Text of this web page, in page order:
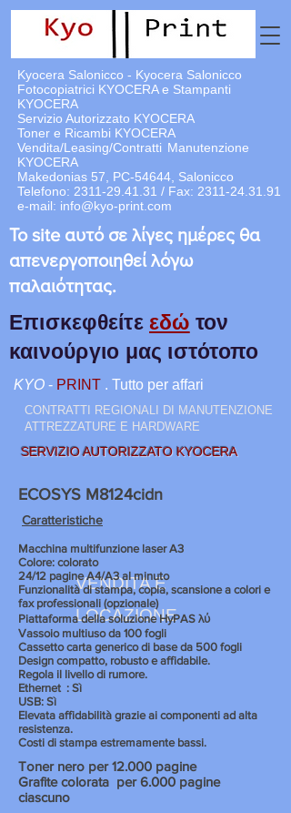
SERVIZIO AUTORIZZATO KYOCERA
Kyocera Salonicco - Kyocera Salonicco
Fotocopiatrici KYOCERA e Stampanti
KYOCERA
Servizio Autorizzato KYOCERA
Toner e Ricambi KYOCERA
Vendita/Leasing/Contratti Manutenzione
KYOCERA
Makedonias 57, PC-54644, Salonicco
Telefono: 2311-29.41.31 / Fax: 2311-24.31.91
e-mail: info@kyo-print.com
KYO - PRINT . Tutto per affari
CONTRATTI REGIONALI DI MANUTENZIONE
ATTREZZATURE E HARDWARE
Το site αυτό σε λίγες ημέρες θα
απενεργοποιηθεί λόγω
παλαιότητας.
Επισκεφθείτε εδώ τον
καινούργιο μας ιστότοπο
VENDITA E
LOCAZIONE
ECOSYS M8124cidn
Caratteristiche
Macchina multifunzione laser A3
Colore: colorato
24/12 pagine A4/A3 al minuto
Funzionalità di stampa, copia, scansione a colori e
fax professionali (opzionale)
Piattaforma della soluzione HyPAS λύ
Vassoio multiuso da 100 fogli
Cassetto carta generico di base da 500 fogli
Design compatto, robusto e affidabile.
Regola il livello di rumore.
Ethernet : Sì
USB: Sì
Elevata affidabilità grazie ai componenti ad alta
resistenza.
Costi di stampa estremamente bassi.
Toner nero per 12.000 pagine
Grafite colorata per 6.000 pagine
ciascuno